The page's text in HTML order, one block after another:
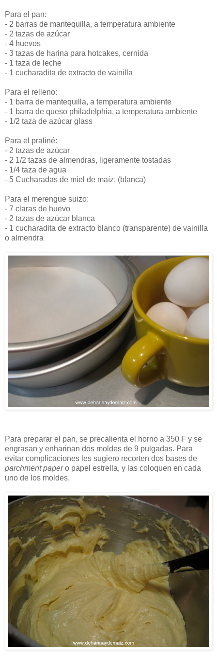
Para el pan:
- 2 barras de mantequilla, a temperatura ambiente
- 2 tazas de azúcar
- 4 huevos
- 3 tazas de harina para hotcakes, cernida
- 1 taza de leche
- 1 cucharadita de extracto de vainilla
Para el relleno:
- 1 barra de mantequilla, a temperatura ambiente
- 1 barra de queso philadelphia, a temperatura ambiente
- 1/2 taza de azúcar glass
Para el praliné:
- 2 tazas de azúcar
- 2 1/2 tazas de almendras, ligeramente tostadas
- 1/4 taza de agua
- 5 Cucharadas de miel de maíz, (blanca)
Para el merengue suizo:
- 7 claras de huevo
- 2 tazas de azúcar blanca
- 1 cucharadita de extracto blanco (transparente) de vainilla
o almendra
Para preparar el pan, se precalienta el horno a 350 F y se
engrasan y enharinan dos moldes de 9 pulgadas. Para
evitar complicaciones les sugiero recorten dos bases de
parchment papero papel estrella, y las coloquen en cada
uno de los moldes.